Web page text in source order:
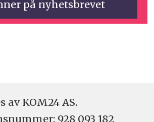
av KOM24 AS.
928 093 182